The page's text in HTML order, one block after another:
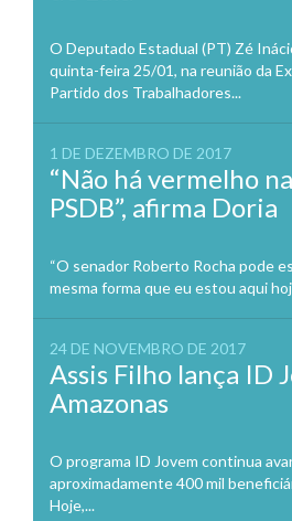
O Deputado Estadual (PT) Zé
quinta-feira 25/01, na reunião da
Partido dos Trabalhadores...
1 DE DEZEMBRO DE 2017
“Não há vermelho
PSDB”, afirma Doria
“O senador Roberto Rocha pode
mesma forma que eu estou aqui
24 DE NOVEMBRO DE 2017
Assis Filho lança ID
Amazonas
O programa ID Jovem continua
aproximadamente 400 mil
Hoje,...